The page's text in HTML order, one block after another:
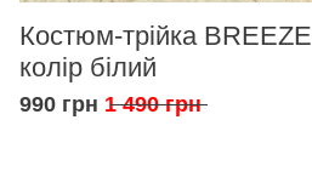
Костюм-трійка BREEZE
колір білий
990 грн 1 490 грн